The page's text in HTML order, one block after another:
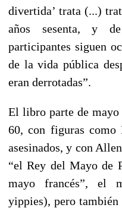
divertida’ trata (...)
años sesenta, y
participantes siguen
de la vida pública
eran derrotadas”.
El libro parte de mayo
60, con figuras
asesinados, y con
“el Rey del Mayo de
mayo francés”, el
yippies), pero también